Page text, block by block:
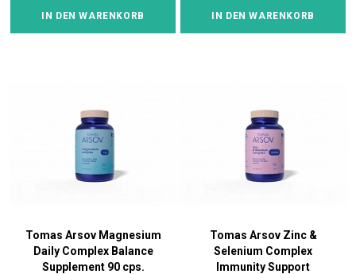
IN DEN WARENKORB IN DEN WARENKORB
Tomas Arsov Magnesium
Daily Complex Balance
Supplement 90 cps.
Tomas Arsov Zinc &
Selenium Complex
Immunity Support